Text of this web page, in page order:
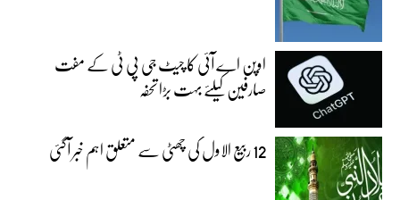
اوپن اے آئی کا چیٹ جی پی ٹی کے مفت
صارفین کیلئے بہت بڑا تحفہ
12 ربیع الاول کی چھٹی سے متعلق اہم خبر آگئی